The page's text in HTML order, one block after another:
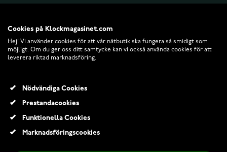
Cookies på Klockmagasinet.com
Hej! Vi använder cookies för att vår nätbutik ska fungera så smidigt som
möjligt. Om du ger oss ditt samtycke kan vi också använda cookies för att
leverera riktad marknadsföring.
Nödvändiga Cookies
Prestandacookies
Funktionella Cookies
Marknadsföringscookies